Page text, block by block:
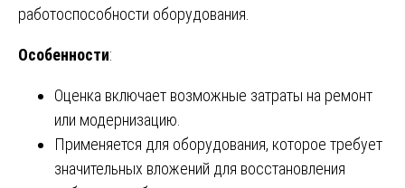
работоспособности оборудования.
Особенности:
Оценка включает возможные затраты на ремонт
или модернизацию.
Применяется для оборудования, которое требует
значительных вложений для восстановления